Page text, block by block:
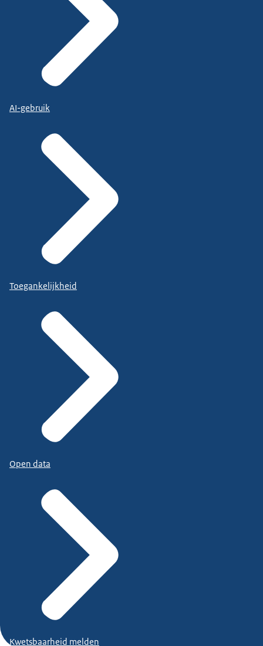
AI-gebruik
Toegankelijkheid
Open data
Kwetsbaarheid melden